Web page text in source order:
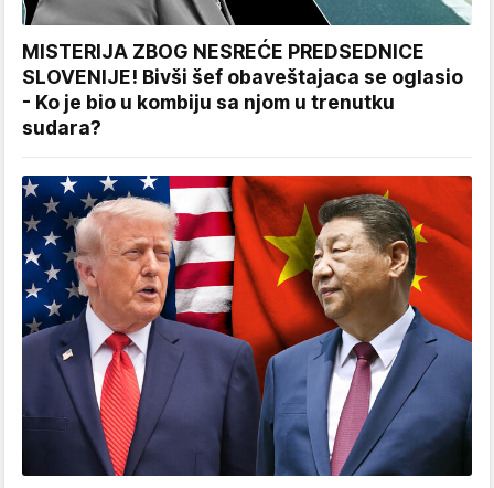
MISTERIJA ZBOG NESREĆE PREDSEDNICE
SLOVENIJE! Bivši šef obaveštajaca se oglasio
- Ko je bio u kombiju sa njom u trenutku
sudara?